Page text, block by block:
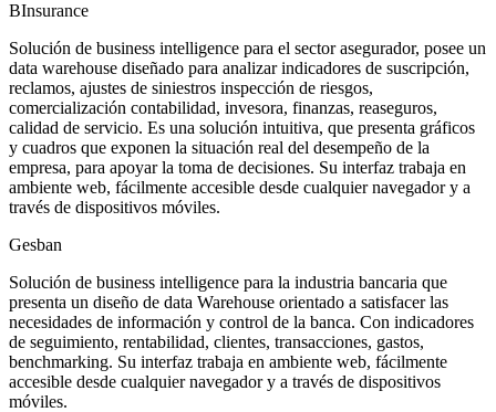
BInsurance
Solución de business intelligence para el sector asegurador, posee un
data warehouse diseñado para analizar indicadores de suscripción,
reclamos, ajustes de siniestros inspección de riesgos,
comercialización contabilidad, invesora, finanzas, reaseguros,
calidad de servicio. Es una solución intuitiva, que presenta gráficos
y cuadros que exponen la situación real del desempeño de la
empresa, para apoyar la toma de decisiones. Su interfaz trabaja en
ambiente web, fácilmente accesible desde cualquier navegador y a
través de dispositivos móviles.
Gesban
Solución de business intelligence para la industria bancaria que
presenta un diseño de data Warehouse orientado a satisfacer las
necesidades de información y control de la banca. Con indicadores
de seguimiento, rentabilidad, clientes, transacciones, gastos,
benchmarking. Su interfaz trabaja en ambiente web, fácilmente
accesible desde cualquier navegador y a través de dispositivos
móviles.